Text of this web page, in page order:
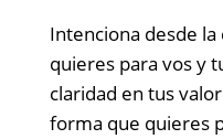
Intenciona desde la
quieres para vos y
claridad en tus
forma que quieres